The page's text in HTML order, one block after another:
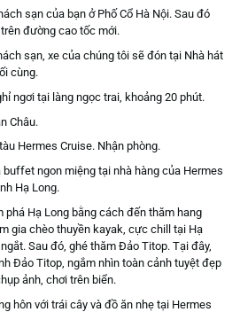
sạn của bạn ở Phố Cổ Hà Nội. Sau đó
đường cao tốc mới.
sạn, xe của chúng tôi sẽ đón tại Nhà hát
cùng.
ngơi tại làng ngọc trai, khoảng 20 phút.
Châu.
Hermes Cruise. Nhận phòng.
ngon miệng tại nhà hàng của Hermes
Hạ Long.
phá Hạ Long bằng cách đến thăm hang
gia chèo thuyền kayak, cực chill tại Hạ
Sau đó, ghé thăm Đảo Titop. Tại đây,
Đảo Titop, ngắm nhìn toàn cảnh tuyệt đẹp
ảnh, chơi trên biển.
hôn với trái cây và đồ ăn nhẹ tại Hermes